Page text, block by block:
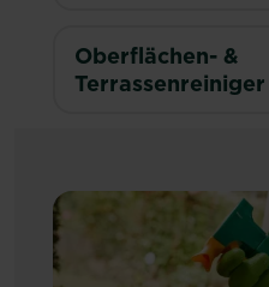
Oberflächen- &
Terrassenreiniger